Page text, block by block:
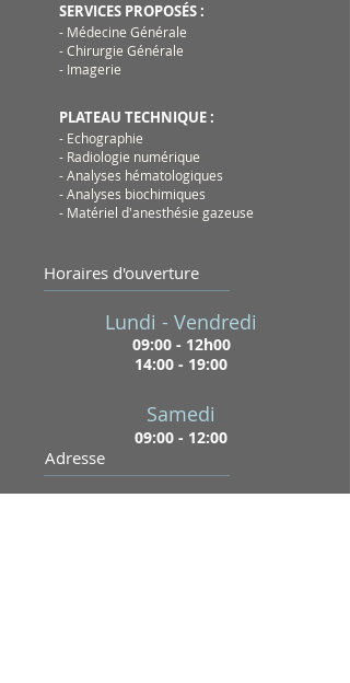
SERVICES PROPOSÉS :
- Médecine Générale
- Chirurgie Générale
- Imagerie
PLATEAU TECHNIQUE :
- Echographie
- Radiologie numérique
- Analyses hématologiques
- Analyses biochimiques
- Matériel d'anesthésie gazeuse
Horaires d'ouverture
Lundi - Vendredi
09:00 - 12h00
14:00 - 19:00
Samedi
09:00 - 12:00
Adresse